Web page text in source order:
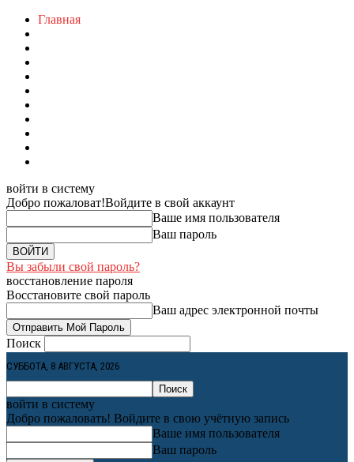
Главная
войти в систему
Добро пожаловат!Войдите в свой аккаунт
Ваше имя пользователя
Ваш пароль
Вы забыли свой пароль?
восстановление пароля
Восстановите свой пароль
Ваш адрес электронной почты
Поиск
СУББОТА, 8 АВГУСТА, 2026
войти в систему
Добро пожаловать! Войдите в свою учётную запись
Ваше имя пользователя
Ваш пароль